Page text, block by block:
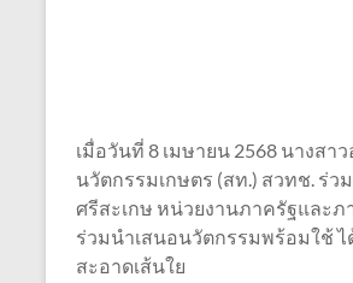
เมื่อวันที่ 8 เมษายน 2568 นาง
นวัตกรรมเกษตร (สท.) สวทช. ร่
ศรีสะเกษ หน่วยงานภาครัฐและ
ร่วมนำเสนอนวัตกรรมพร้อมใช้
สะอาดเส้นใย